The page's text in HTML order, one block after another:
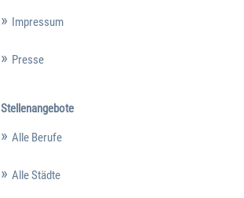
Impressum
Presse
Stellenangebote
Alle Berufe
Alle Städte